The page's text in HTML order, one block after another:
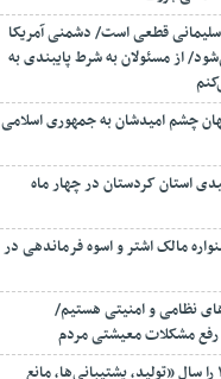
سلیمانی قطعی است/ دشمنی آمریکا
از مسئولان به شرط پایبندی به
چشم امیدشان به جمهوری اسلامی
تولیدی استان کردستان در چهار ماه
مالک اشتر و اسوه فرماندهی در
نظامی و امنیتی هستیم/
مشکلات معیشتی مردم
رهبر انقلاب سال ۱۴۰۰ را سال «تولید، پشتیبانی‌ها، مانع